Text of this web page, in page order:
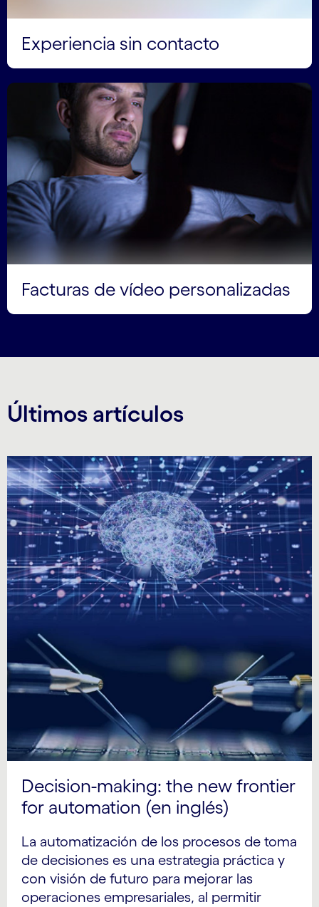
Experiencia sin contacto
Facturas de vídeo personalizadas
Últimos artículos
Decision-making: the new frontier
for automation (en inglés)
La automatización de los procesos de toma
de decisiones es una estrategia práctica y
con visión de futuro para mejorar las
operaciones empresariales, al permitir